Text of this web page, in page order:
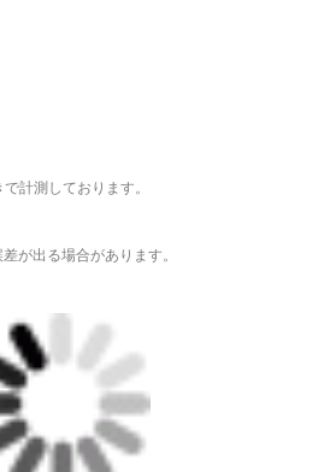
計測しております。
が出る場合があります。